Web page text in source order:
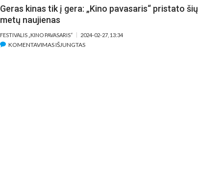
Geras kinas tik į gera: „Kino pavasaris“ pristato šių
metų naujienas
FESTIVALIS „KINO PAVASARIS“ 2024-02-27, 13:34
KOMENTAVIMAS IŠJUNGTASĮRAŠE